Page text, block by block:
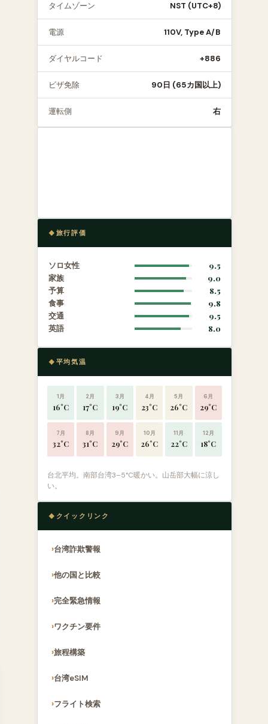
タイムゾーン NST (UTC+8)
電源 110V, Type A/B
ダイヤルコード +886
ビザ免除 90日 (65カ国以上)
運転側 右
旅行評価
ソロ女性
9.5
家族
9.0
予算
8.5
食事
9.8
交通
9.5
英語
8.0
平均気温
1月
16°C
2月
17°C
3月
19°C
4月
23°C
5月
26°C
6月
29°C
7月
32°C
8月
31°C
9月
29°C
10月
26°C
11月
22°C
12月
18°C
台北平均。南部台湾3–5°C暖かい。山岳部大幅に涼し
い。
クイックリンク
台湾詐欺警報
他の国と比較
完全緊急情報
ワクチン要件
旅程構築
台湾eSIM
フライト検索